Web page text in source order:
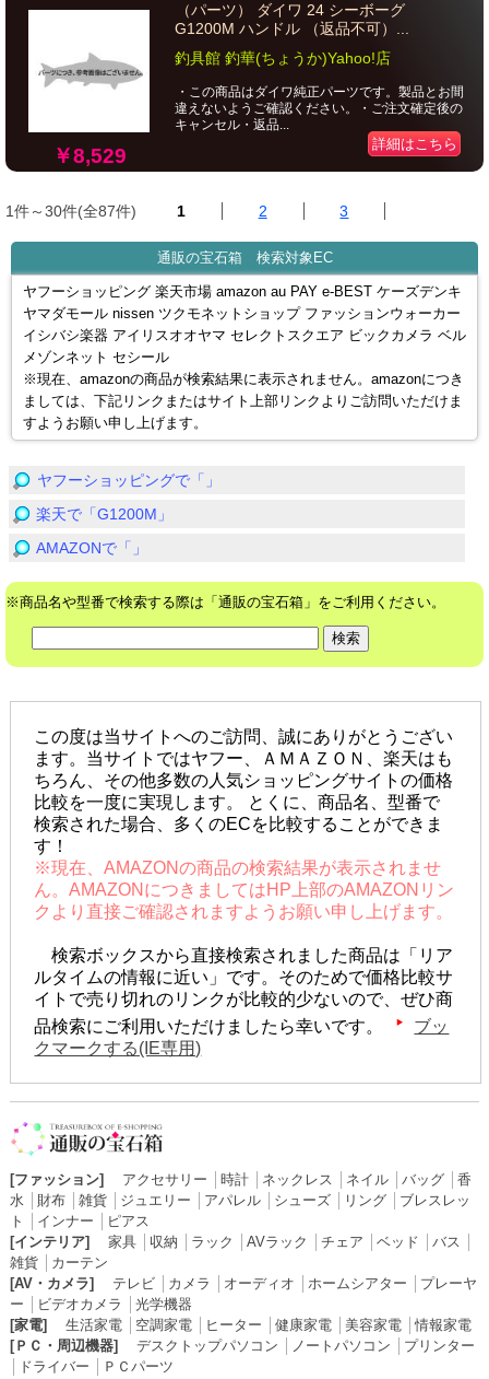
￥8,529
（パーツ） ダイワ 24 シーボーグ
G1200M ハンドル （返品不可）...
釣具館 釣華(ちょうか)Yahoo!店
・この商品はダイワ純正パーツです。製品とお間
違えないようご確認ください。・ご注文確定後の
キャンセル・返品...
詳細はこちら
1件～30件(全87件) 1 2 3
通販の宝石箱 検索対象EC
ヤフーショッピング 楽天市場 amazon au PAY e-BEST ケーズデンキ
ヤマダモール nissen ツクモネットショップ ファッションウォーカー
イシバシ楽器 アイリスオオヤマ セレクトスクエア ビックカメラ ベル
メゾンネット セシール
※現在、amazonの商品が検索結果に表示されません。amazonにつき
ましては、下記リンクまたはサイト上部リンクよりご訪問いただけま
すようお願い申し上げます。
ヤフーショッピングで「」
楽天で「G1200M」
AMAZONで「」
※商品名や型番で検索する際は「通販の宝石箱」をご利用ください。
この度は当サイトへのご訪問、誠にありがとうござい
ます。当サイトではヤフー、ＡＭＡＺＯＮ、楽天はも
ちろん、その他多数の人気ショッピングサイトの価格
比較を一度に実現します。 とくに、商品名、型番で
検索された場合、多くのECを比較することができま
す！
※現在、AMAZONの商品の検索結果が表示されませ
ん。AMAZONにつきましてはHP上部のAMAZONリン
クより直接ご確認されますようお願い申し上げます。
検索ボックスから直接検索されました商品は「リア
ルタイムの情報に近い」です。そのためで価格比較サ
イトで売り切れのリンクが比較的少ないので、ぜひ商
品検索にご利用いただけましたら幸いです。
ブッ
クマークする(IE専用)
[ファッション] アクセサリー 時計│ ネックレス ネイル│ バッグ│ 香
水
財布│ 雑貨│ ジュエリー アパレル│ シューズ│ リング│ ブレスレッ
ト
インナー
ピアス
[インテリア]
家具│ 収納 ラック AVラック チェア ベッド バス
雑貨│ カーテン
[AV・カメラ]
テレビ│ カメラ オーディオ ホームシアター
プレーヤ
ー
ビデオカメラ
光学機器
[家電]
生活家電│ 空調家電│ ヒーター 健康家電│ 美容家電│情報家電
[ＰＣ・周辺機器]
デスクトップパソコン ノートパソコン
プリンター
ドライバー
ＰＣパーツ